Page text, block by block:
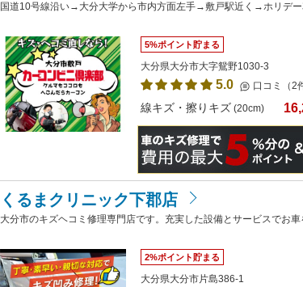
国道10号線沿い→大分大学から市内方面左手→敷戸駅近く→ホリデー
5%ポイント貯まる
大分県大分市大字鴛野1030-3
5.0 口コミ（2
線キズ・擦りキズ (20cm)
くるまクリニック下郡店
大分市のキズヘコミ修理専門店です。充実した設備とサービスでお
2%ポイント貯まる
大分県大分市片島386-1